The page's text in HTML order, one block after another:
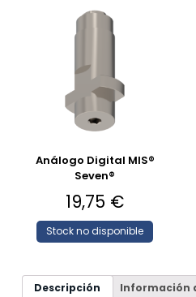
Análogo Digital MIS®
Seven®
19,75 €
Stock no disponible
Descripción Información